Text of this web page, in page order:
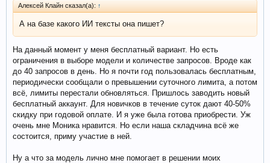
Алексей Клайн сказал(а): ↑
А на базе какого ИИ тексты она пишет?
На данный момент у меня бесплатный вариант. Но есть
ограничения в выборе модели и количестве запросов. Вроде как
до 40 запросов в день. Но я почти год пользовалась бесплатным,
периодически сообщали о превышении суточного лимита, а потом
всё, лимиты перестали обновляться. Пришлось заводить новый
бесплатный аккаунт. Для новичков в течение суток дают 40-50%
скидку при годовой оплате. И я уже была готова приобрести. Уж
очень мне Моника нравится. Но если наша складчина всё же
состоится, приму участие в ней.
Ну а что за модель лично мне помогает в решении моих